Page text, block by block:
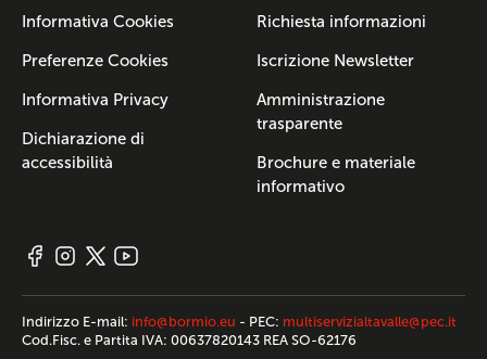
Informativa Cookies
Preferenze Cookies
Informativa Privacy
Dichiarazione di
accessibilità
Richiesta informazioni
Iscrizione Newsletter
Amministrazione
trasparente
Brochure e materiale
informativo
Indirizzo E-mail: info@bormio.eu - PEC: multiservizialtavalle@pec.it
Cod.Fisc. e Partita IVA: 00637820143 REA SO-62176